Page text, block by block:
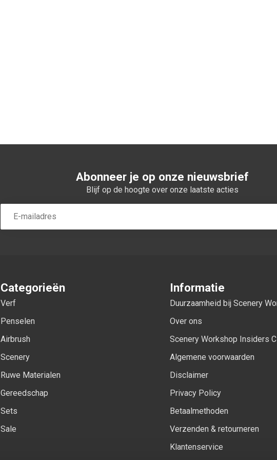
Abonneer je op onze nieuwsbrief
Blijf op de hoogte over onze laatste acties
Categorieën
Verf
Penselen
Airbrush
Scenery
Ruwe Materialen
Gereedschap
Sets
Sale
Informatie
Duurzaamheid bij Scenery
Over ons
Scenery Workshop Insiders
Algemene voorwaarden
Disclaimer
Privacy Policy
Betaalmethoden
Verzenden & retourneren
Klantenservice